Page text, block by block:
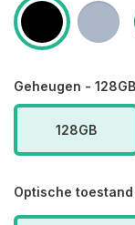
Geheugen - 128GB
128GB
Optische